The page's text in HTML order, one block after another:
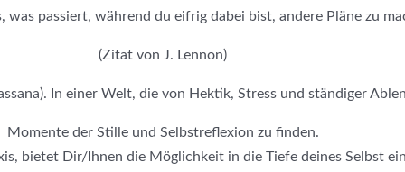
was passiert, während du eifrig dabei bist, andere Pläne zu
(Zitat von J. Lennon)
In einer Welt, die von Hektik, Stress und ständiger
Momente der Stille und Selbstreflexion zu finden.
bietet Dir/Ihnen die Möglichkeit in die Tiefe deines Selbst